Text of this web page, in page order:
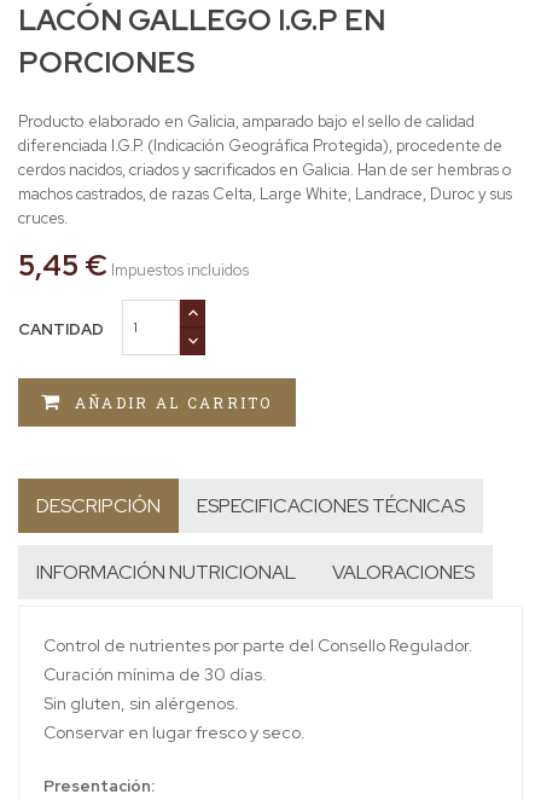
LACÓN GALLEGO I.G.P EN
PORCIONES
Producto elaborado en Galicia, amparado bajo el sello de calidad
diferenciada I.G.P. (Indicación Geográfica Protegida), procedente de
cerdos nacidos, criados y sacrificados en Galicia. Han de ser hembras o
machos castrados, de razas Celta, Large White, Landrace, Duroc y sus
cruces.
5,45 € Impuestos incluidos
CANTIDAD
AÑADIR AL CARRITO
DESCRIPCIÓN ESPECIFICACIONES TÉCNICAS
INFORMACIÓN NUTRICIONAL VALORACIONES
Control de nutrientes por parte del Consello Regulador.
Curación mínima de 30 días.
Sin gluten, sin alérgenos.
Conservar en lugar fresco y seco.
Presentación: